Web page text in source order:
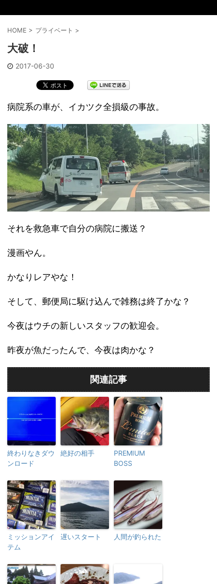
HOME > プライベート >
大破！
2017-06-30
病院系の車が、イカツク全損級の事故。
それを救急車で自分の病院に搬送？
漫画やん。
かなりレアやな！
そして、郵便局に駆け込んで雑務は終了かな？
今夜はウチの新しいスタッフの歓迎会。
昨夜が魚だったんで、今夜は肉かな？
関連記事
終わりなきダウ
ンロード
絶好の相手
PREMIUM
BOSS
ミッションアイ
テム
遅いスタート 人間が釣られた